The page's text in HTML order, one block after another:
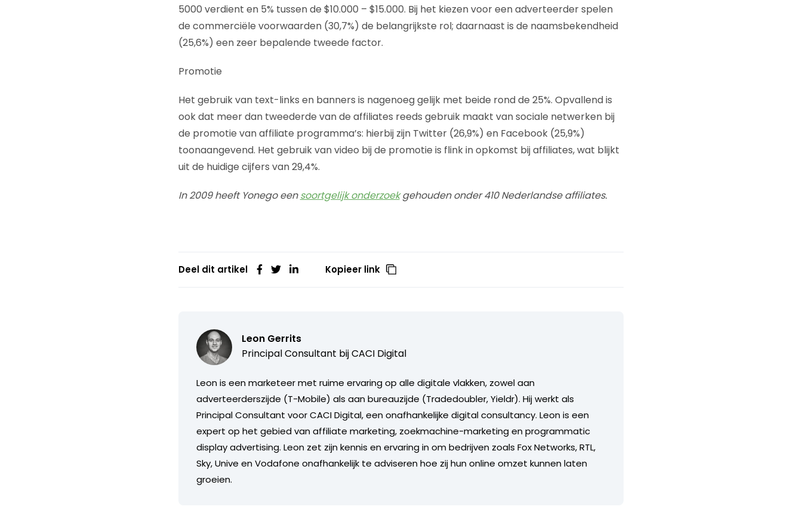
5000 verdient en 5% tussen de $10.000 – $15.000. Bij het kiezen voor een adverteerder spelen
de commerciële voorwaarden (30,7%) de belangrijkste rol; daarnaast is de naamsbekendheid
(25,6%) een zeer bepalende tweede factor.
Promotie
Het gebruik van text-links en banners is nagenoeg gelijk met beide rond de 25%. Opvallend is
ook dat meer dan tweederde van de affiliates reeds gebruik maakt van sociale netwerken bij
de promotie van affiliate programma’s: hierbij zijn Twitter (26,9%) en Facebook (25,9%)
toonaangevend. Het gebruik van video bij de promotie is flink in opkomst bij affiliates, wat blijkt
uit de huidige cijfers van 29,4%.
In 2009 heeft Yonego eensoortgelijk onderzoekgehouden onder 410 Nederlandse affiliates.
Deel dit artikel Kopieer link
Leon Gerrits
Principal Consultant bijCACI Digital
Leon is een marketeer met ruime ervaring op alle digitale vlakken, zowel aan
adverteerderszijde (T-Mobile) als aan bureauzijde (Tradedoubler, Yieldr). Hij werkt als
Principal Consultant voor CACI Digital, een onafhankelijke digital consultancy. Leon is een
expert op het gebied van affiliate marketing, zoekmachine-marketing en programmatic
display advertising. Leon zet zijn kennis en ervaring in om bedrijven zoals Fox Networks, RTL,
Sky, Unive en Vodafone onafhankelijk te adviseren hoe zij hun online omzet kunnen laten
groeien.